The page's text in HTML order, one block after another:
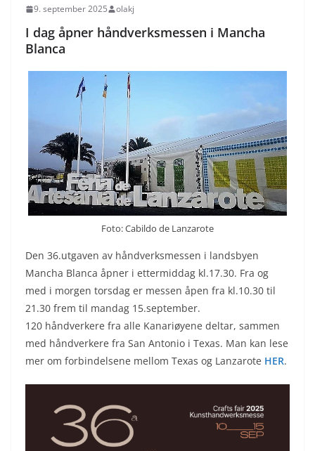
9. september 2025 olakj
I dag åpner håndverksmessen i Mancha
Blanca
Foto: Cabildo de Lanzarote
Den 36.utgaven av håndverksmessen i landsbyen
Mancha Blanca åpner i ettermiddag kl.17.30. Fra og
med i morgen torsdag er messen åpen fra kl.10.30 til
21.30 frem til mandag 15.september.
120 håndverkere fra alle Kanariøyene deltar, sammen
med håndverkere fra San Antonio i Texas. Man kan lese
mer om forbindelsene mellom Texas og Lanzarote HER.